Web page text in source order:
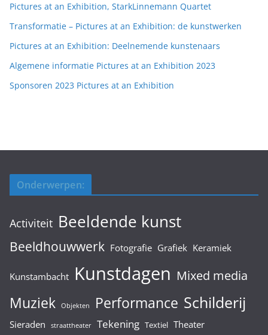
Pictures at an Exhibition, StarkLinnemann Quartet
Transformatie – Pictures at an Exhibition: de kunstwerken
Pictures at an Exhibition: Deelnemende kunstenaars
Algemene informatie Pictures at an Exhibition 2023
Sponsoren 2023 Pictures at an Exhibition
Onderwerpen:
Activiteit Beeldende kunst
Beeldhouwwerk Fotografie Grafiek Keramiek
Kunstambacht Kunstdagen Mixed media
Muziek Objekten Performance Schilderij
Sieraden straattheater Tekening Textiel Theater